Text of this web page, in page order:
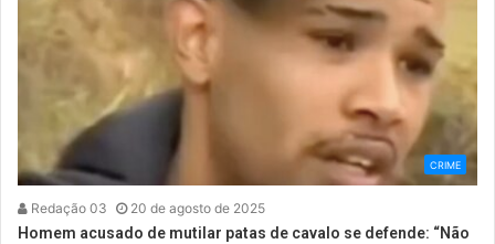
CRIME
Redação 03 20 de agosto de 2025
Homem acusado de mutilar patas de cavalo se defende: “Não